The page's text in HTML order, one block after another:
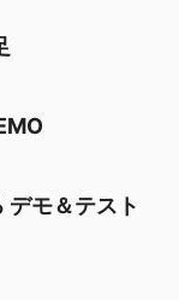
モ＆テスト